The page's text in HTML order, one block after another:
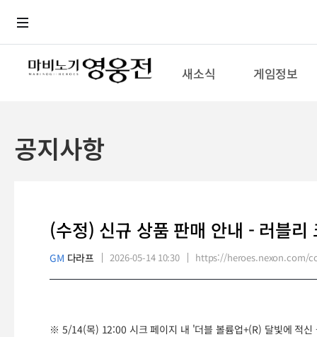
새소식 게임정보
공지사항
(수정) 신규 상품 판매 안내 - 러블리
GM 다라프 2026-05-14 10:30 https://heroes.nexon.com/
※ 5/14(목) 12:00 시크 페이지 내 '더블 볼륨업+(R) 달빛에 적신